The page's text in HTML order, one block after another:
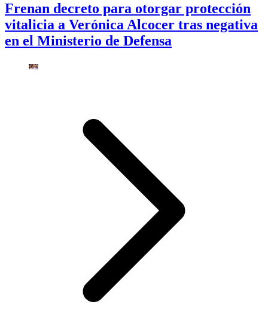
Frenan decreto para otorgar protección
vitalicia a Verónica Alcocer tras negativa
en el Ministerio de Defensa